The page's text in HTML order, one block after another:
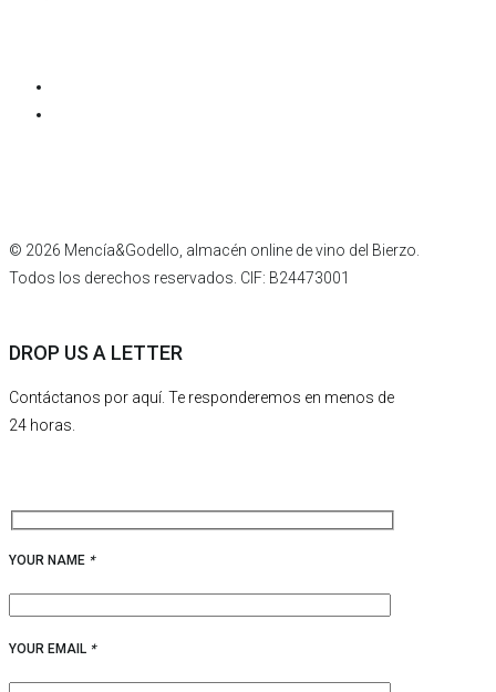
© 2026 Mencía&Godello, almacén online de vino del Bierzo.
Todos los derechos reservados. CIF: B24473001
DROP US A LETTER
Contáctanos por aquí. Te responderemos en menos de
24 horas.
YOUR NAME *
YOUR EMAIL *